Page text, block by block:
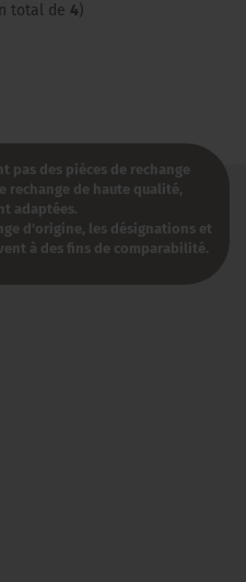
total de 4)
pas des pièces de rechange
rechange de haute qualité,
adaptées.
d'origine, les désignations et
à des fins de comparabilité.​